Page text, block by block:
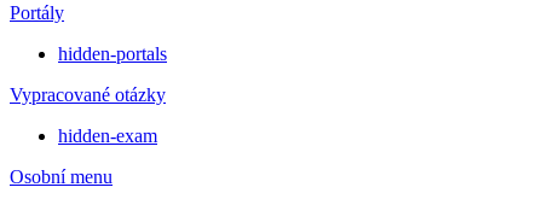
Portály
hidden-portals
Vypracované otázky
hidden-exam
Osobní menu